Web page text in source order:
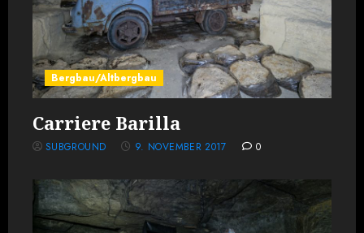
Bergbau/Altbergbau
Carriere Barilla
SUBGROUND 9. NOVEMBER 2017 0